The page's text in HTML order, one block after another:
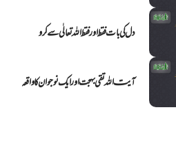
دل کی بات فقط اور فقط اللہ تعالٰی سے کرو
آیت اللہ تقی بہجت اور ایک نوجوان کا واقعہ